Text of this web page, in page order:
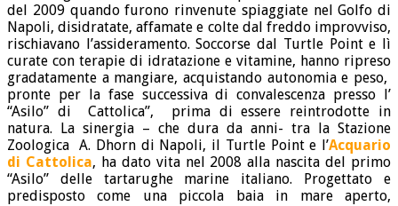
del 2009 quando furono rinvenute spiaggiate nel Golfo di
Napoli, disidratate, affamate e colte dal freddo improvviso,
rischiavano l’assideramento. Soccorse dal Turtle Point e lì
curate con terapie di idratazione e vitamine, hanno ripreso
gradatamente a mangiare, acquistando autonomia e peso,
pronte per la fase successiva di convalescenza presso l’
“Asilo” di Cattolica”, prima di essere reintrodotte in
natura. La sinergia – che dura da anni- tra la Stazione
Zoologica A. Dhorn di Napoli, il Turtle Point e l’Acquario
di Cattolica, ha dato vita nel 2008 alla nascita del primo
“Asilo” delle tartarughe marine italiano. Progettato e
predisposto come una piccola baia in mare aperto,